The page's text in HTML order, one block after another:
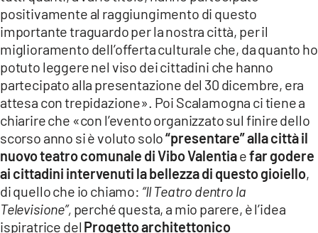
positivamente al raggiungimento di questo
importante traguardo per la nostra città, per il
miglioramento dell’offerta culturale che, da quanto ho
potuto leggere nel viso dei cittadini che hanno
partecipato alla presentazione del 30 dicembre, era
attesa con trepidazione». Poi Scalamogna ci tiene a
chiarire che «con l’evento organizzato sul finire dello
scorso anno si è voluto solo“presentare” alla città il
nuovo teatro comunale di Vibo Valentiaefar godere
ai cittadini intervenuti la bellezza di questo gioiello,
di quello che io chiamo: “Il Teatro dentro la
Televisione”, perché questa, a mio parere, è l’idea
ispiratrice del Progetto architettonico